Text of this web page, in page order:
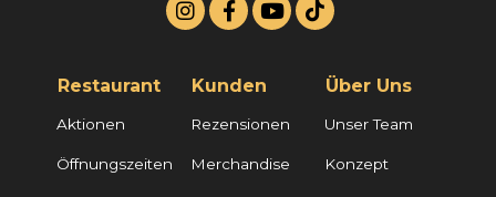
Restaurant
Aktionen
Öffnungszeiten
Kunden
Rezensionen
Merchandise
Über Uns
Unser Team
Konzept